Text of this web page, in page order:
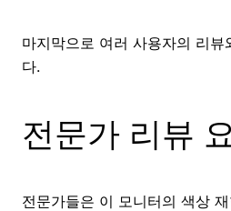
마지막으로 여러 사용자의 리뷰
다.
전문가 리뷰
전문가들은 이 모니터의 색상